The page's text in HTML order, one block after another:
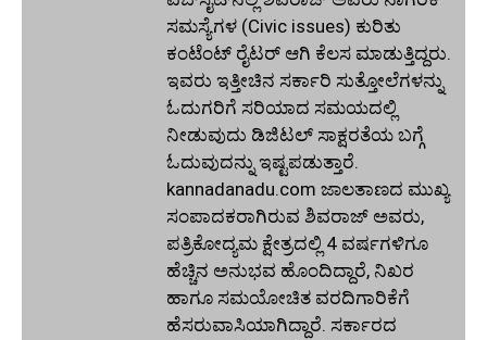
ಸಮಸ್ಯೆಗಳ (Civic issues) ಕುರಿತು
ಕಂಟೆಂಟ್ ರೈಟರ್ ಆಗಿ ಕೆಲಸ ಮಾಡುತ್ತಿದ್ದರು.
ಇವರು ಇತ್ತೀಚಿನ ಸರ್ಕಾರಿ ಸುತ್ತೋಲೆಗಳನ್ನು
ಓದುಗರಿಗೆ ಸರಿಯಾದ ಸಮಯದಲ್ಲಿ
ನೀಡುವುದು ಡಿಜಿಟಲ್ ಸಾಕ್ಷರತೆಯ ಬಗ್ಗೆ
ಓದುವುದನ್ನು ಇಷ್ಟಪಡುತ್ತಾರೆ.
kannadanadu.com ಜಾಲತಾಣದ ಮುಖ್ಯ
ಸಂಪಾದಕರಾಗಿರುವ ಶಿವರಾಜ್ ಅವರು,
ಪತ್ರಿಕೋದ್ಯಮ ಕ್ಷೇತ್ರದಲ್ಲಿ 4 ವರ್ಷಗಳಿಗೂ
ಹೆಚ್ಚಿನ ಅನುಭವ ಹೊಂದಿದ್ದಾರೆ, ನಿಖರ
ಹಾಗೂ ಸಮಯೋಚಿತ ವರದಿಗಾರಿಕೆಗೆ
ಹೆಸರುವಾಸಿಯಾಗಿದ್ದಾರೆ. ಸರ್ಕಾರದ